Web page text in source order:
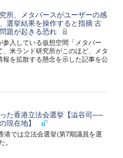
所、メタバースがユーザーの感
選挙結果を操作すると指摘 古
題が起きる恐れ
参入している仮想空間「メタバー
、米ランド研究所がこのほど、メタ
報を拡散する懸念を示した記事を公
た香港立法会選挙【澁谷司──
現在地】
港では立法会選挙(第7期議員を選